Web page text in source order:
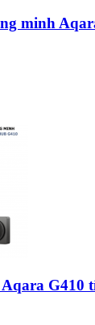
minh
G410